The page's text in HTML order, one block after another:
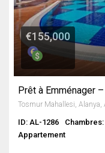
€155,000
ID: AL-1286 Chambres:
Appartement